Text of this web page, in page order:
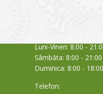
Luni-Vineri: 8:00 -
Sâmbăta: 8:00 - 21:00
Duminica: 8:00 - 18:00
Telefon: